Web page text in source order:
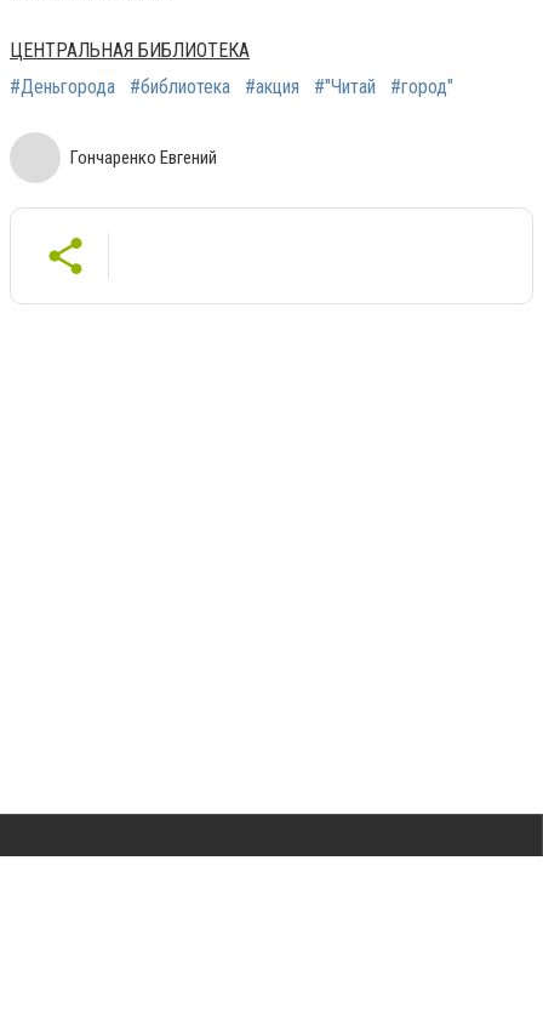
ЦЕНТРАЛЬНАЯ БИБЛИОТЕКА
#Деньгорода
#библиотека #акция #"Читай #город"
Гончаренко Евгений